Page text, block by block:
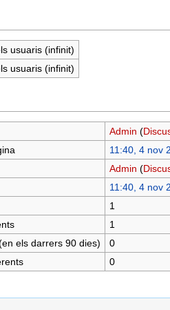
usuaris (infinit)
usuaris (infinit)
Admin (
11:40, 4 nov
Admin (
11:40, 4 nov
1
1
els darrers 90 dies)
0
0